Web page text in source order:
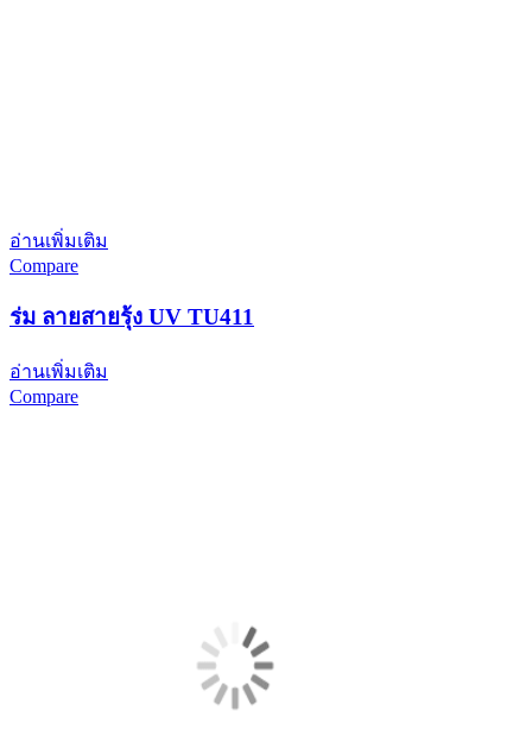
อ่านเพิ่มเติม
Compare
ร่ม ลายสายรุ้ง UV TU411
อ่านเพิ่มเติม
Compare